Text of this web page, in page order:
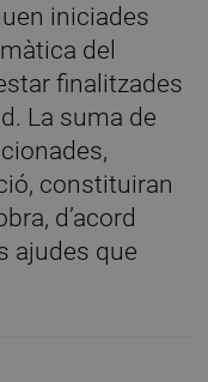
iniciades
del
finalitzades
La suma de
constituiran
d’acord
ajudes que